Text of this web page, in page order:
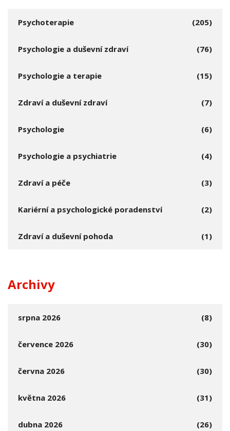
Psychoterapie (205)
Psychologie a duševní zdraví (76)
Psychologie a terapie (15)
Zdraví a duševní zdraví (7)
Psychologie (6)
Psychologie a psychiatrie (4)
Zdraví a péče (3)
Kariérní a psychologické poradenství (2)
Zdraví a duševní pohoda (1)
Archivy
srpna 2026 (8)
července 2026 (30)
června 2026 (30)
května 2026 (31)
dubna 2026 (26)